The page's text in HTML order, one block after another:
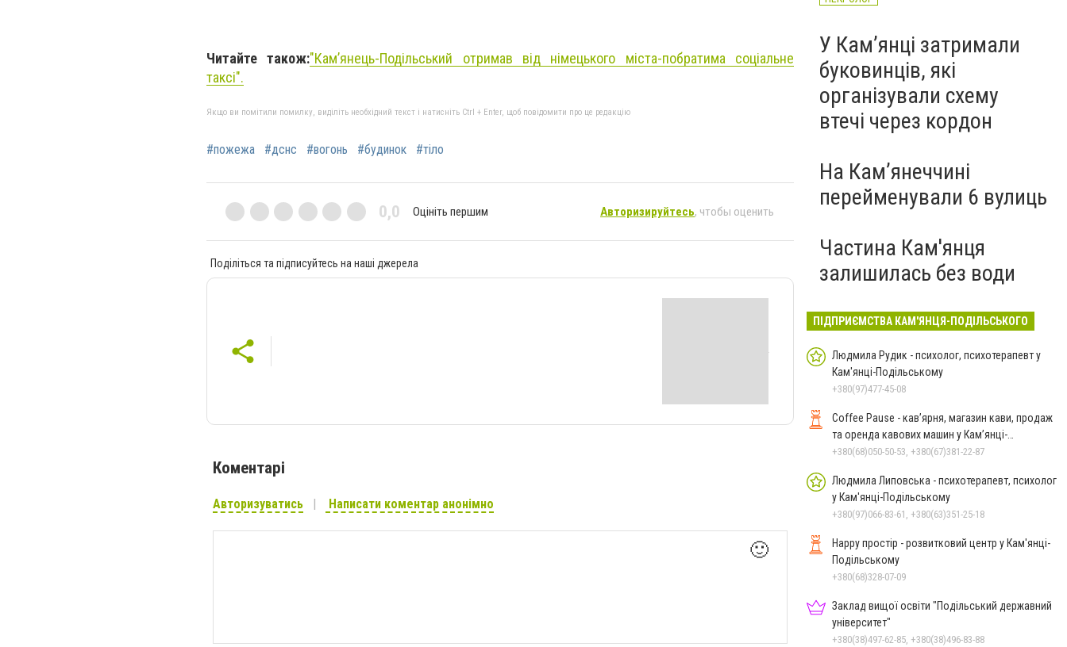
Читайте також:"Кам’янець-Подільський отримав від німецького міста-побратима соціальне
таксі".
Якщо ви помітили помилку, виділіть необхідний текст і натисніть Ctrl + Enter, щоб повідомити про це редакцію
#пожежа #дснс #вогонь #будинок #тіло
0,0 Оцініть першим Авторизируйтесь, чтобы оценить
Поділіться та підписуйтесь на наші джерела
Коментарі
Авторизуватись Написати коментар анонімно
🙂
У Кам’янці затримали
буковинців, які
організували схему
втечі через кордон
На Камʼянеччині
перейменували 6 вулиць
Частина Кам'янця
залишилась без води
ПІДПРИЄМСТВА КАМ'ЯНЦЯ-ПОДІЛЬСЬКОГО
Людмила Рудик - психолог, психотерапевт у
Кам'янці-Подільському
+380(97)477-45-08
Coffee Pause - кав’ярня, магазин кави, продаж
та оренда кавових машин у Кам’янці-
Подільському
+380(68)050-50-53, +380(67)381-22-87
Людмила Липовська - психотерапевт, психолог
у Кам'янці-Подільському
+380(97)066-83-61, +380(63)351-25-18
Happy простір - розвитковий центр у Кам'янці-
Подільському
+380(68)328-07-09
Заклад вищої освіти "Подільський державний
університет"
+380(38)497-62-85, +380(38)496-83-88